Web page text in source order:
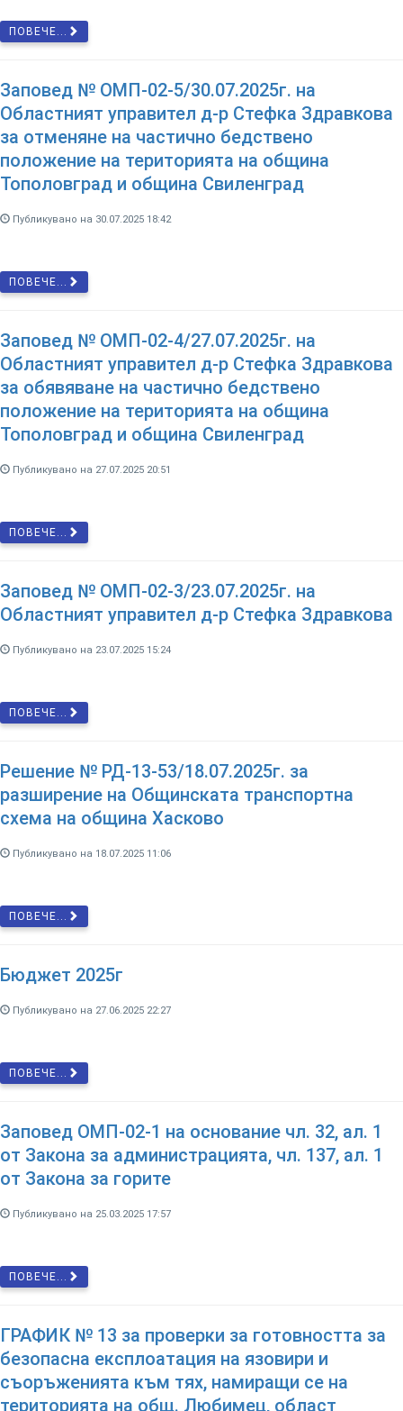
ПОВЕЧЕ...
Заповед № ОМП-02-5/30.07.2025г. на
Областният управител д-р Стефка Здравкова
за отменяне на частично бедствено
положение на територията на община
Тополовград и община Свиленград
Публикувано на 30.07.2025 18:42
ПОВЕЧЕ...
Заповед № ОМП-02-4/27.07.2025г. на
Областният управител д-р Стефка Здравкова
за обявяване на частично бедствено
положение на територията на община
Тополовград и община Свиленград
Публикувано на 27.07.2025 20:51
ПОВЕЧЕ...
Заповед № ОМП-02-3/23.07.2025г. на
Областният управител д-р Стефка Здравкова
Публикувано на 23.07.2025 15:24
ПОВЕЧЕ...
Решение № РД-13-53/18.07.2025г. за
разширение на Общинската транспортна
схема на община Хасково
Публикувано на 18.07.2025 11:06
ПОВЕЧЕ...
Бюджет 2025г
Публикувано на 27.06.2025 22:27
ПОВЕЧЕ...
Заповед ОМП-02-1 на основание чл. 32, ал. 1
от Закона за администрацията, чл. 137, ал. 1
от Закона за горите
Публикувано на 25.03.2025 17:57
ПОВЕЧЕ...
ГРАФИК № 13 за проверки за готовността за
безопасна експлоатация на язовири и
съоръженията към тях, намиращи се на
територията на общ. Любимец, област